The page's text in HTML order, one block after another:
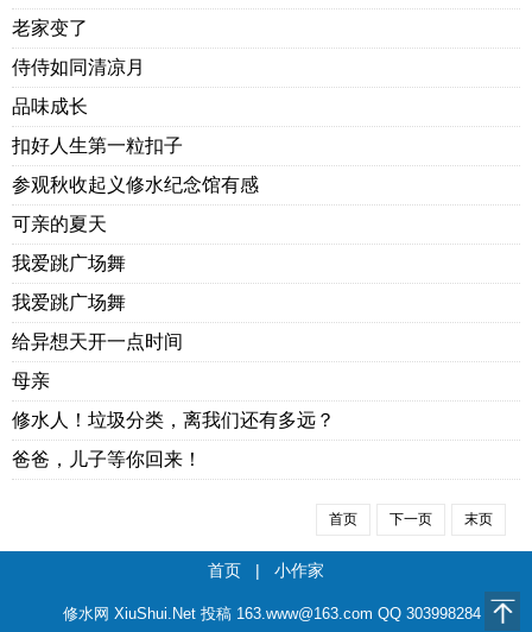
老家变了
侍侍如同清凉月
品味成长
扣好人生第一粒扣子
参观秋收起义修水纪念馆有感
可亲的夏天
我爱跳广场舞
我爱跳广场舞
给异想天开一点时间
母亲
修水人！垃圾分类，离我们还有多远？
爸爸，儿子等你回来！
首页 下一页 末页
首页 | 小作家
修水网 XiuShui.Net 投稿 163.www@163.com QQ 303998284